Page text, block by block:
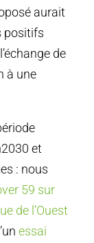
aurait
positifs
de
à une
et
: nous
59 sur
de l’Ouest
essai